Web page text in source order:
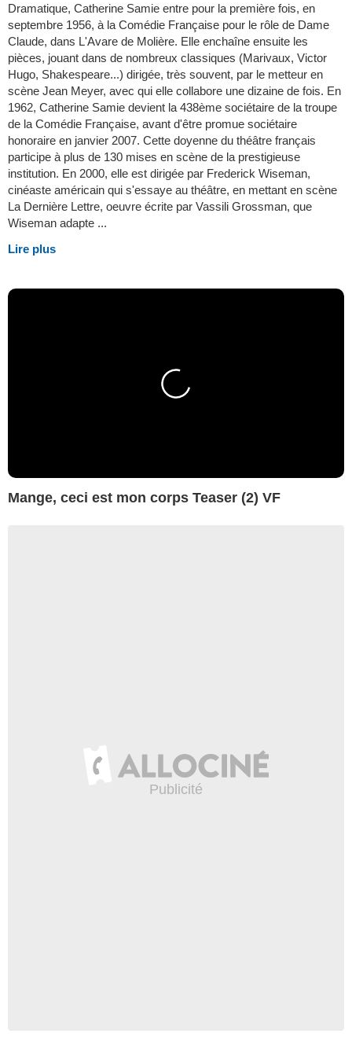
Dramatique, Catherine Samie entre pour la première fois, en
septembre 1956, à la Comédie Française pour le rôle de Dame
Claude, dans L'Avare de Molière. Elle enchaîne ensuite les
pièces, jouant dans de nombreux classiques (Marivaux, Victor
Hugo, Shakespeare...) dirigée, très souvent, par le metteur en
scène Jean Meyer, avec qui elle collabore une dizaine de fois. En
1962, Catherine Samie devient la 438ème sociétaire de la troupe
de la Comédie Française, avant d'être promue sociétaire
honoraire en janvier 2007. Cette doyenne du théâtre français
participe à plus de 130 mises en scène de la prestigieuse
institution. En 2000, elle est dirigée par Frederick Wiseman,
cinéaste américain qui s'essaye au théâtre, en mettant en scène
La Dernière Lettre, oeuvre écrite par Vassili Grossman, que
Wiseman adapte ...
Lire plus
Mange, ceci est mon corps Teaser (2) VF